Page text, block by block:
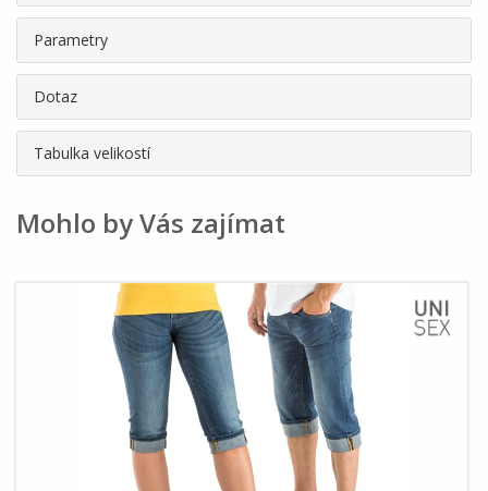
Parametry
Dotaz
Tabulka velikostí
Mohlo by Vás zajímat